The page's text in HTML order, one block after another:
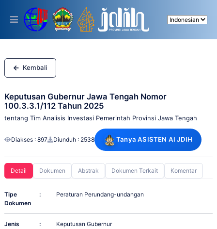
This
includes
accessibility
system.
Kembali
Keputusan Gubernur Jawa Tengah Nomor
100.3.3.1/112 Tahun 2025
tentang Tim Analisis Investasi Pemerintah Provinsi Jawa Tengah
Diakses : 897 Diunduh : 2538 Tanya ASISTEN AI JDIH
Detail Dokumen Abstrak Dokumen Terkait Komentar
Tipe
Dokumen
: Peraturan Perundang-undangan
Jenis : Keputusan Gubernur